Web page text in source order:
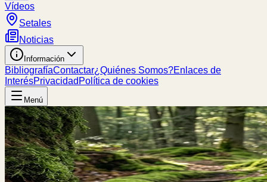
Vídeos
Setales
Noticias
Información
BibliografíaContactar¿Quiénes Somos?Enlaces de
InterésPrivacidad Política de cookies
Menú